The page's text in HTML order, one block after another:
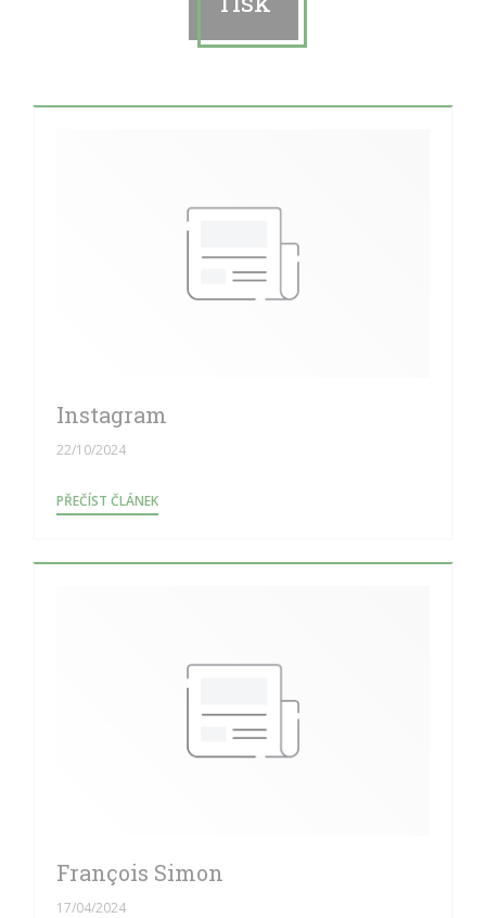
Instagram
22/10/2024
PŘEČÍST ČLÁNEK((OTEVŘE SE V NOVÉM OKNĚ))
François Simon
17/04/2024